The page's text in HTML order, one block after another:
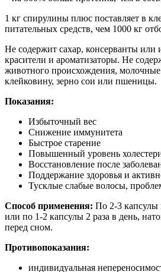
1 кг спирулины плюс поставляет в
питательных средств, чем 1000 кг
Не содержит сахар, консерванты или
красители и ароматизаторы. Не
животного происхождения,
клейковину, зерно сои или пшеницы.
Показания:
Избыточный вес
Снижение иммунитета
Быстрое старение
Повышенный уровень
Восстановление после
Поддержание здоровья и
Тусклые слабые волосы,
Способ применения: По 2-3 капсулы
или по 1-2 капсулы 2 раза в день,
перед сном.
Противопоказания:
индивидуальная